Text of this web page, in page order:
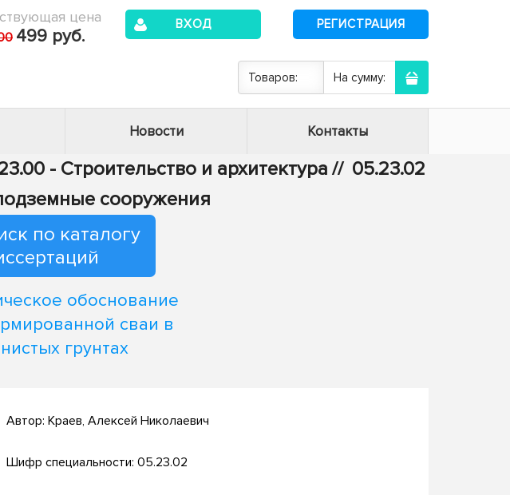
цена
499 руб.
ВХОД РЕГИСТРАЦИЯ
Товаров: На сумму:
Новости Контакты
- Строительство и архитектура // 05.23.02
сооружения
по каталогу
обоснование
сваи в
грунтах
Автор: Краев, Алексей Николаевич
Шифр специальности: 05.23.02